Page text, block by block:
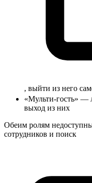
, выйти из него
«Мульти-гость» —
выход из них
Обеим ролям
сотрудников и поиск